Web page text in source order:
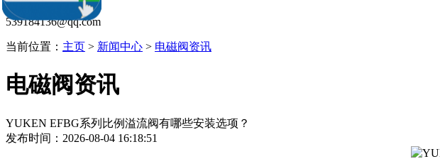
Q Q：539184136
539184136@qq.com
当前位置： 主页 > 新闻中心 > 电磁阀资讯
电磁阀资讯
YUKEN EFBG系列比例溢流阀有哪些安装选项？
发布时间：2026-08-04 16:18:51